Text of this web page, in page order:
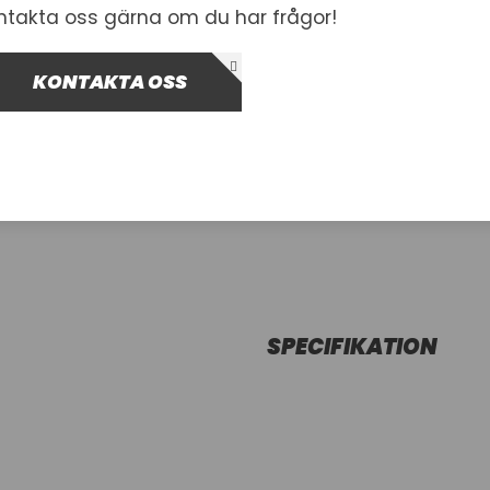
Leverans 5-14 dagar
SPECIFIKATION
oss gärna om du har frågor!
KONTAKTA OSS